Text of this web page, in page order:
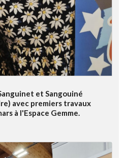
et Sangouiné
avec premiers travaux
à l'Espace Gemme.